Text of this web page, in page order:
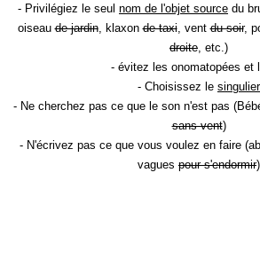
- Privilégiez le seul nom de l'objet source du
oiseaude jardin, klaxonde taxi, ventdu soir,
droite, etc.)
- évitez les onomatopées et
- Choisissez le singulier
- Ne cherchez pas ce que le son n'est pas
sans vent)
- N'écrivez pas ce que vous voulez en faire
vagues pour s'endormir)